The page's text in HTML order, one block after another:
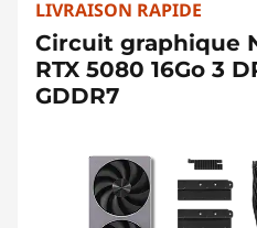
LIVRAISON RAPIDE
Circuit graphique
RTX 5080 16Go 3
GDDR7